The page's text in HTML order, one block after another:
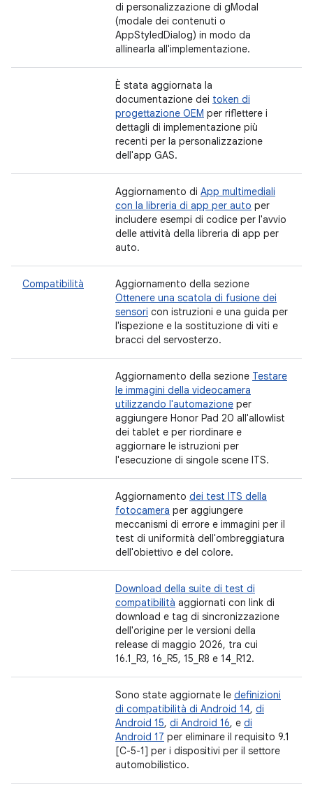
di personalizzazione di gModal
(modale dei contenuti o
AppStyledDialog) in modo da
allinearla all'implementazione.
È stata aggiornata la
documentazione dei token di
progettazione OEM per riflettere i
dettagli di implementazione più
recenti per la personalizzazione
dell'app GAS.
Aggiornamento di App multimediali
con la libreria di app per auto per
includere esempi di codice per l'avvio
delle attività della libreria di app per
auto.
Compatibilità
Aggiornamento della sezione
Ottenere una scatola di fusione dei
sensori con istruzioni e una guida per
l'ispezione e la sostituzione di viti e
bracci del servosterzo.
Aggiornamento della sezione Testare
le immagini della videocamera
utilizzando l'automazione per
aggiungere Honor Pad 20 all'allowlist
dei tablet e per riordinare e
aggiornare le istruzioni per
l'esecuzione di singole scene ITS.
Aggiornamento dei test ITS della
fotocamera per aggiungere
meccanismi di errore e immagini per il
test di uniformità dell'ombreggiatura
dell'obiettivo e del colore.
Download della suite di test di
compatibilità aggiornati con link di
download e tag di sincronizzazione
dell'origine per le versioni della
release di maggio 2026, tra cui
16.1_R3, 16_R5, 15_R8 e 14_R12.
Sono state aggiornate le definizioni
di compatibilità di Android 14, di
Android 15, di Android 16, e di
Android 17 per eliminare il requisito 9.1
[C-5-1] per i dispositivi per il settore
automobilistico.